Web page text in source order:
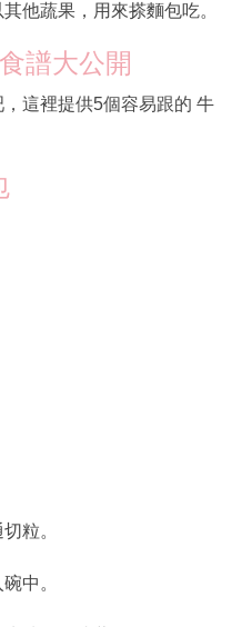
他蔬果，用來搽麵包吃。
譜大公開
這裡提供5個容易跟的 牛
粒。
中。